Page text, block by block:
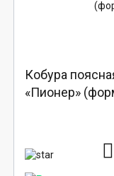
Кобура
«Пионер»